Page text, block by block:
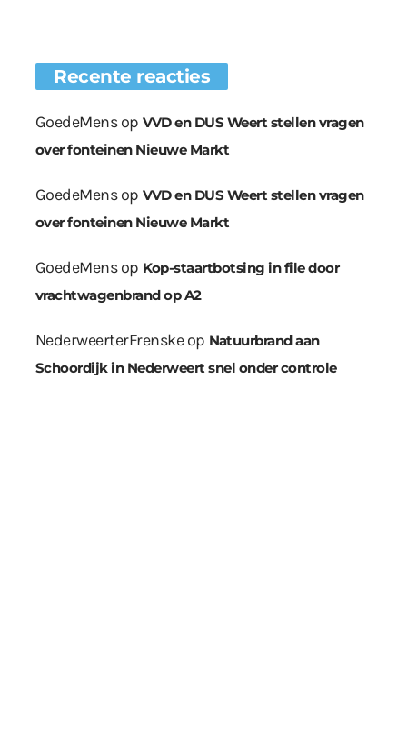
Recente reacties
GoedeMensop VVD en DUS Weert stellen vragen
over fonteinen Nieuwe Markt
GoedeMensop VVD en DUS Weert stellen vragen
over fonteinen Nieuwe Markt
GoedeMensop Kop-staartbotsing in file door
vrachtwagenbrand op A2
NederweerterFrenskeop Natuurbrand aan
Schoordijk in Nederweert snel onder controle